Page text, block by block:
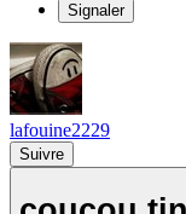
Signaler
lafouine2229
Suivre